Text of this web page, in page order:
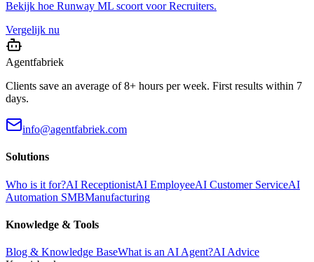
Bekijk hoe Runway ML scoort voorRecruiters.
Vergelijk nu
Agentfabriek
Clients save an average of 8+ hours per week. First results within 7
days.
info@agentfabriek.com
Solutions
Who is it for?AI ReceptionistAI EmployeeAI Customer ServiceAI
Automation SMBManufacturing
Knowledge & Tools
Blog & Knowledge BaseWhat is an AI Agent?AI Advice